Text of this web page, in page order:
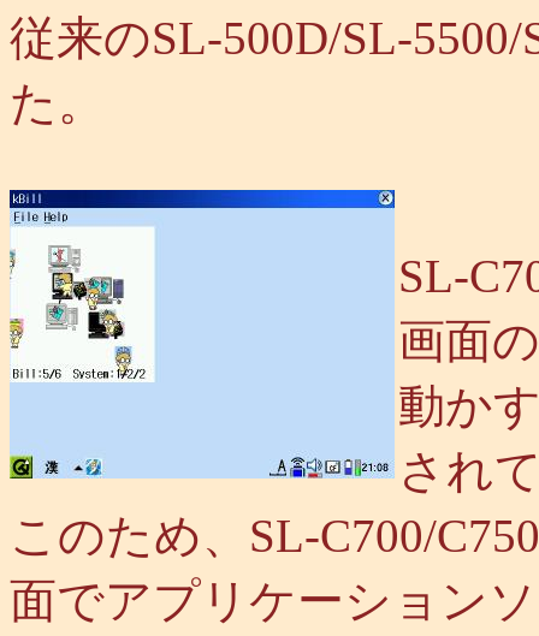
従来のSL-500D/SL-
た。
SL-
画面
動か
され
このため、SL-C700/
面でアプリケーション